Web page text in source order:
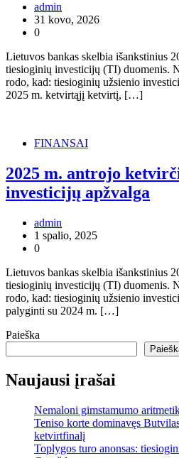
admin
31 kovo, 2026
0
Lietuvos bankas skelbia išankstinius
tiesioginių investicijų (TI) duomenis.
rodo, kad: tiesioginių užsienio
2025 m. ketvirtąjį ketvirtį, […]
FINANSAI
2025 m. antrojo
investicijų apžvalga
admin
1 spalio, 2025
0
Lietuvos bankas skelbia išankstinius
tiesioginių investicijų (TI) duomenis.
rodo, kad: tiesioginių užsienio
palyginti su 2024 m. […]
Paieška
Naujausi įrašai
Nemaloni gimstamumo
Teniso korte dominavęs
ketvirtfinalį
Toplygos turo anonsas: